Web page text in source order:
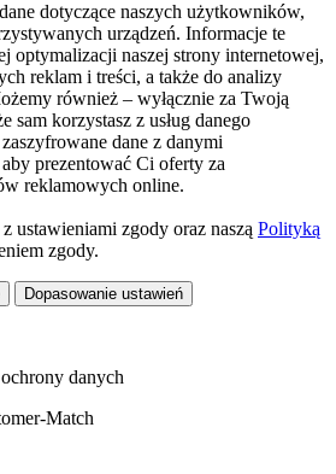
dotyczące naszych użytkowników,
urządzeń. Informacje te
optymalizacji naszej strony internetowej,
reklam i treści, a także do analizy
również – wyłącznie za Twoją
sam korzystasz z usług danego
dane z danymi
prezentować Ci oferty za
reklamowych online.
ustawieniami zgody oraz naszą Polityką
zgody.
Dopasowanie ustawień
danych
Match